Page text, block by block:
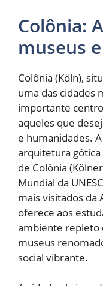
Colônia:
museus
Colônia (Köln),
uma das cidades
importante
aqueles que
e humanidades.
arquitetura
de Colônia
Mundial da
mais visitados da
oferece aos
ambiente repleto
museus
social vibrante.